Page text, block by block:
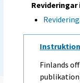
Finlands